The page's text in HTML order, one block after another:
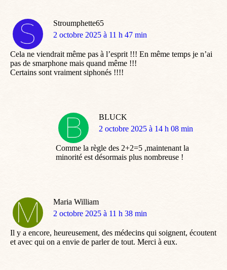
Stroumphette65
dit
2 octobre 2025 à 11 h 47 min
Cela ne viendrait même pas à l’esprit !!! En même temps je n’ai
pas de smarphone mais quand même !!!
Certains sont vraiment siphonés !!!!
BLUCK
dit
2 octobre 2025 à 14 h 08 min
Comme la règle des 2+2=5 ,maintenant la
minorité est désormais plus nombreuse !
Maria William
dit
2 octobre 2025 à 11 h 38 min
Il y a encore, heureusement, des médecins qui soignent, écoutent
et avec qui on a envie de parler de tout. Merci à eux.